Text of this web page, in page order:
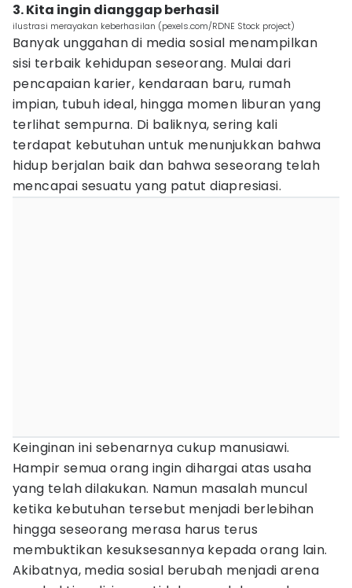
3. Kita ingin dianggap berhasil
ilustrasi merayakan keberhasilan (pexels.com/RDNE Stock project)
Banyak unggahan di media sosial menampilkan
sisi terbaik kehidupan seseorang. Mulai dari
pencapaian karier, kendaraan baru, rumah
impian, tubuh ideal, hingga momen liburan yang
terlihat sempurna. Di baliknya, sering kali
terdapat kebutuhan untuk menunjukkan bahwa
hidup berjalan baik dan bahwa seseorang telah
mencapai sesuatu yang patut diapresiasi.
Keinginan ini sebenarnya cukup manusiawi.
Hampir semua orang ingin dihargai atas usaha
yang telah dilakukan. Namun masalah muncul
ketika kebutuhan tersebut menjadi berlebihan
hingga seseorang merasa harus terus
membuktikan kesuksesannya kepada orang lain.
Akibatnya, media sosial berubah menjadi arena